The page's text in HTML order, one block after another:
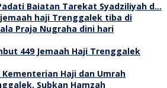
Baiatan Tarekat Syadziliyah d…
449 Jemaah Haji Trenggalek